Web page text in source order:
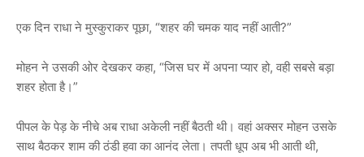
एक दिन राधा ने मुस्कुराकर पूछा, “शहर की चमक याद नहीं आती?”
मोहन ने उसकी ओर देखकर कहा, “जिस घर में अपना प्यार हो, वही सबसे बड़ा
शहर होता है।”
पीपल के पेड़ के नीचे अब राधा अकेली नहीं बैठती थी। वहां अक्सर मोहन उसके
साथ बैठकर शाम की ठंडी हवा का आनंद लेता। तपती धूप अब भी आती थी,